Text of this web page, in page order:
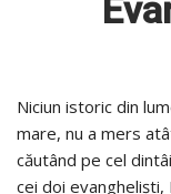
Niciun istoric din
mare, nu a mers
căutând pe cel
cei doi evanghelişti,